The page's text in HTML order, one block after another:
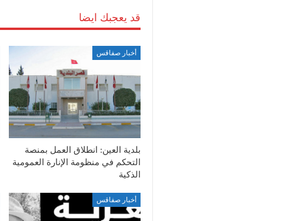
قد يعجبك ايضا
أخبار صفاقس
بلدية العين: انطلاق العمل بمنصة
التحكم في منظومة الإنارة العمومية
الذكية
أخبار صفاقس